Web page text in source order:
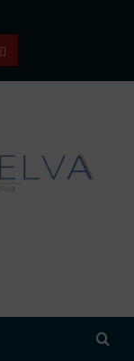
TÉRMINOS
DE
USO